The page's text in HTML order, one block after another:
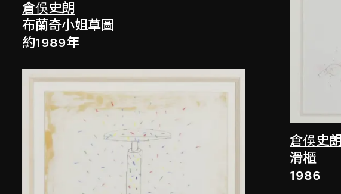
倉俁史朗
布蘭奇小姐草圖
約1989年
倉俁史朗
滑櫃
1986